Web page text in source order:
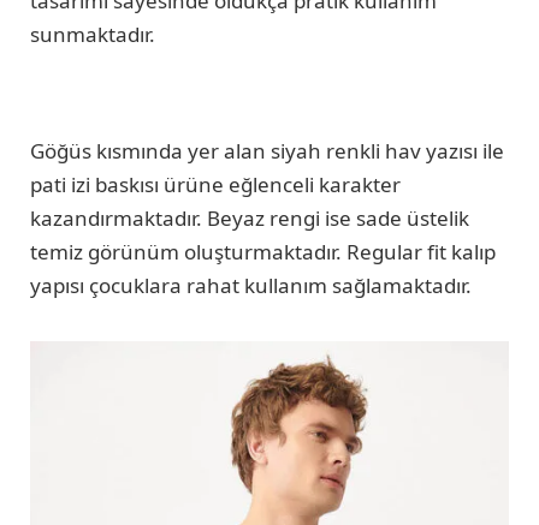
sunmaktadır.
Göğüs kısmında yer alan siyah renkli hav yazısı ile
pati izi baskısı ürüne eğlenceli karakter
kazandırmaktadır. Beyaz rengi ise sade üstelik
temiz görünüm oluşturmaktadır. Regular fit kalıp
yapısı çocuklara rahat kullanım sağlamaktadır.